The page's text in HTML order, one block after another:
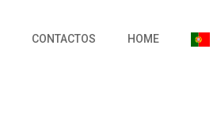
CONTACTOS HOME